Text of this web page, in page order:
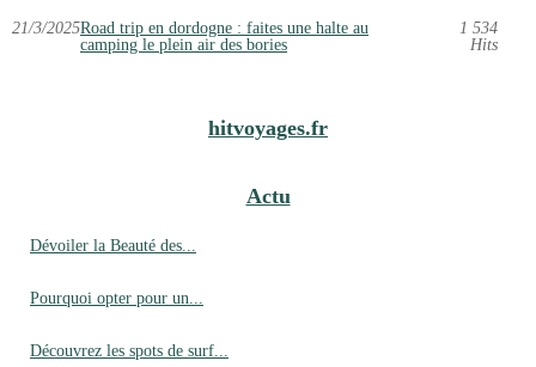
21/3/2025Road trip en dordogne : faites une halte au
camping le plein air des bories
1 534
Hits
hitvoyages.fr
Actu
Dévoiler la Beauté des...
Pourquoi opter pour un...
Découvrez les spots de surf...